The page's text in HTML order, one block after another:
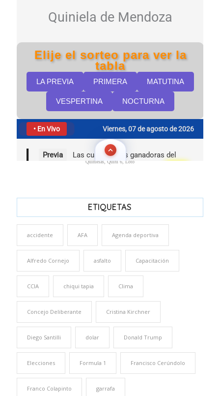
Quinielas, Quini 6, Loto
ETIQUETAS
accidente AFA Agenda deportiva
Alfredo Cornejo asfalto Capacitación
CCIA chiqui tapia Clima
Concejo Deliberante Cristina Kirchner
Diego Santilli dolar Donald Trump
Elecciones Formula 1 Francisco Cerúndolo
Franco Colapinto garrafa